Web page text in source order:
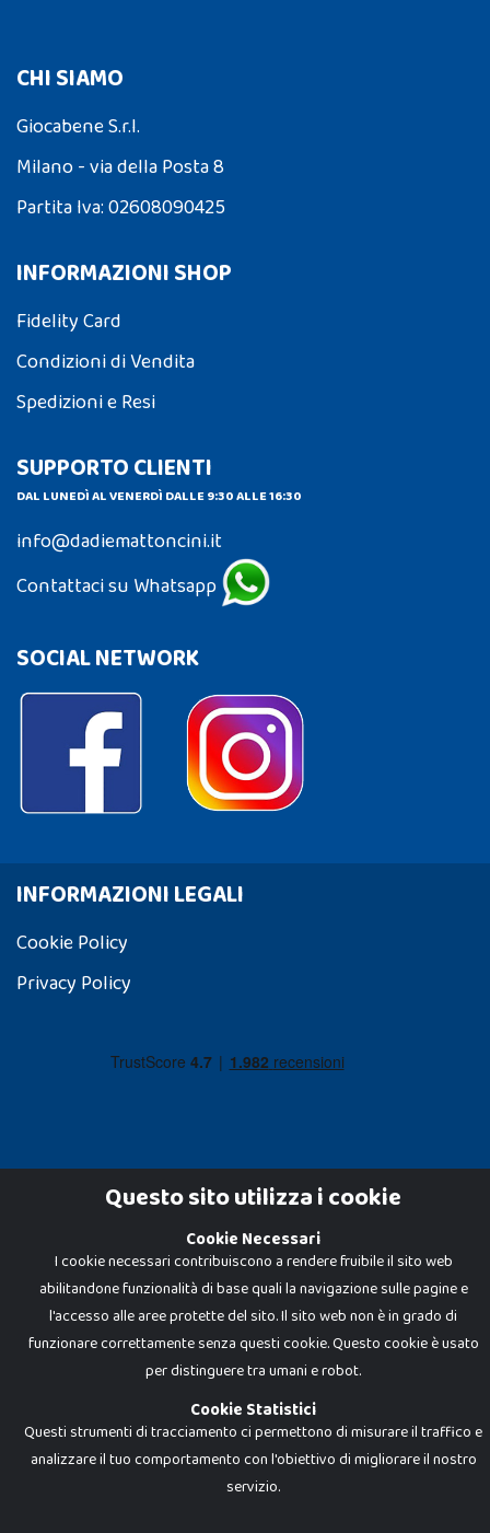
CHI SIAMO
Giocabene S.r.l.
Milano - via della Posta 8
Partita Iva: 02608090425
INFORMAZIONI SHOP
Fidelity Card
Condizioni di Vendita
Spedizioni e Resi
SUPPORTO CLIENTI
DAL LUNEDÌ AL VENERDÌ DALLE 9:30 ALLE 16:30
info@dadiemattoncini.it
Contattaci su Whatsapp
SOCIAL NETWORK
INFORMAZIONI LEGALI
Cookie Policy
Privacy Policy
Dadi e Mattoncini è un brand di Giocabene Srl. Ogni riproduzione o utilizzo non
espressamente autorizzato è severamente vietato. Tutti i loghi, marchi,
brand elencati nel presente shop sono di proprietà dei rispettivi titolari.
I prezzi e le promozioni pubblicate potrebbero differire da quanto esposto in
negozio.
Giocabene Srl - via della Posta 8, 20123 Milano (MI)
P.IVA 02608090425 - REA AN201199 - C.S. 10.000 i.v.
Questo sito utilizza i cookie
Cookie Necessari
I cookie necessari contribuiscono a rendere fruibile il sito web
abilitandone funzionalità di base quali la navigazione sulle pagine e
l'accesso alle aree protette del sito. Il sito web non è in grado di
funzionare correttamente senza questi cookie. Questo cookie è usato
per distinguere tra umani e robot.
Cookie Statistici
Questi strumenti di tracciamento ci permettono di misurare il traffico e
analizzare il tuo comportamento con l'obiettivo di migliorare il nostro
servizio.